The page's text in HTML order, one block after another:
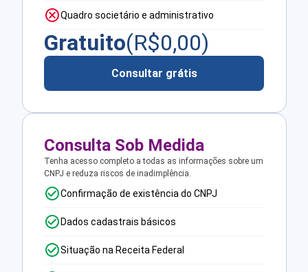
Quadro societário e administrativo
Gratuito(R$0,00)
Consultar grátis
Consulta Sob Medida
Tenha acesso completo a todas as informações sobre um
CNPJ e reduza riscos de inadimplência.
Confirmação de existência do CNPJ
Dados cadastrais básicos
Situação na Receita Federal